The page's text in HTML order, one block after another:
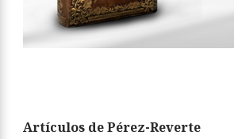
Artículos de Pérez-Reverte